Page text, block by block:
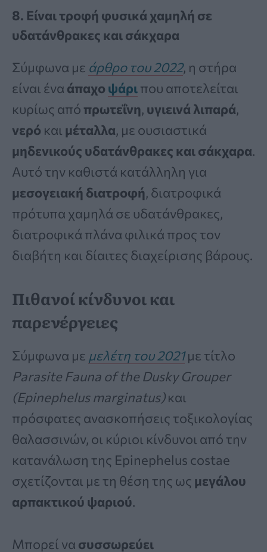
8. Είναι τροφή φυσικά χαμηλή σε
υδατάνθρακες και σάκχαρα
Σύμφωνα με άρθρο του 2022, η στήρα
είναι ένα άπαχο ψάριπου αποτελείται
κυρίως από πρωτεΐνη, υγιεινά λιπαρά,
νερό και μέταλλα, με ουσιαστικά
μηδενικούς υδατάνθρακες και σάκχαρα.
Αυτό την καθιστά κατάλληλη για
μεσογειακή διατροφή, διατροφικά
πρότυπα χαμηλά σε υδατάνθρακες,
διατροφικά πλάνα φιλικά προς τον
διαβήτη και δίαιτες διαχείρισης βάρους.
Πιθανοί κίνδυνοι και
παρενέργειες
Σύμφωνα με μελέτη του 2021με τίτλο
Parasite Fauna of the Dusky Grouper
(Epinephelus marginatus)και
πρόσφατες ανασκοπήσεις τοξικολογίας
θαλασσινών, οι κύριοι κίνδυνοι από την
κατανάλωση της Epinephelus costae
σχετίζονται με τη θέση της ως μεγάλου
αρπακτικού ψαριού.
Μπορεί να συσσωρεύει